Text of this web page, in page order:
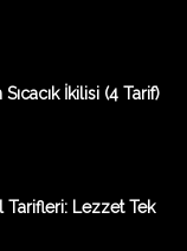
İkilisi (4 Tarif)
Tarifleri: Lezzet Tek